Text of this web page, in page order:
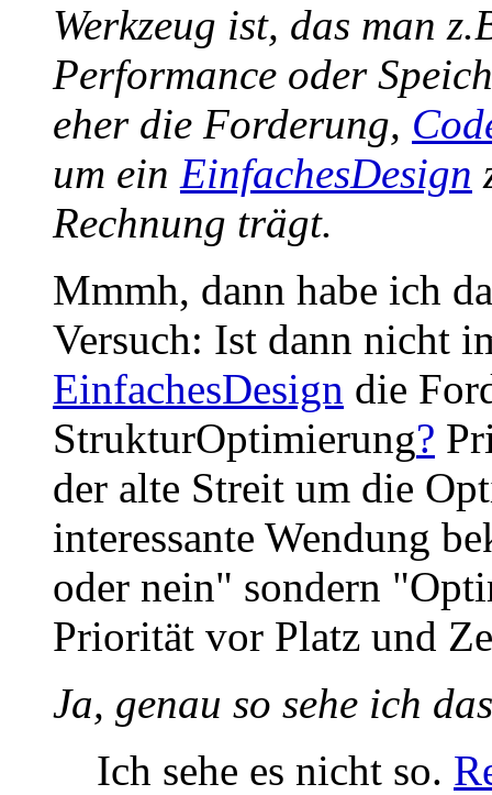
Werkzeug ist, das man
Performance oder
eher die Forderung,
um ein EinfachesDesign
Rechnung trägt.
Mmmh, dann habe ich
Versuch: Ist dann nicht
EinfachesDesign die
StrukturOptimierung?
der alte Streit um die
interessante Wendung
oder nein" sondern
Priorität vor Platz und
Ja, genau so sehe ich
Ich sehe es nicht so.